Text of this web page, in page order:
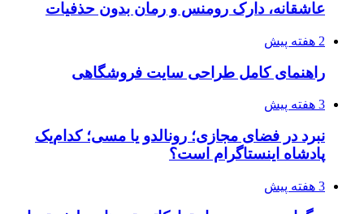
عاشقانه، دارک رومنس و رمان بدون حذفیات
2 هفته پیش
راهنمای کامل طراحی سایت فروشگاهی
3 هفته پیش
نبرد در فضای مجازی؛ رونالدو یا مسی؛ کدام‌یک
پادشاه اینستاگرام است؟
3 هفته پیش